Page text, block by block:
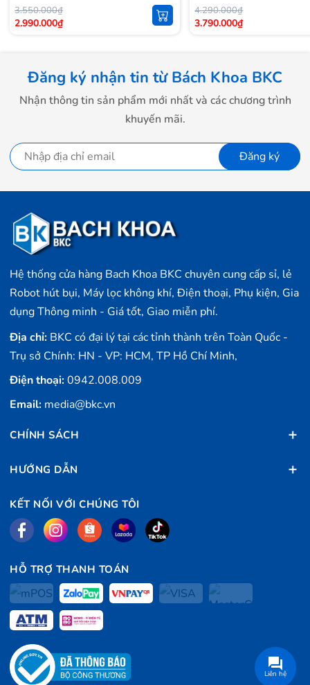
Xprinter Q200
với thiết kế nhỏ gọn dễ dàng cho việc
lắp đặt ở mọi không gian cửa hàng hay siêu thị. Máy còn
không lo bị hỏng hóc thiết bị.
Máy in hóa đơn Xprinter Q200
có lõi máy in nhiệt, là
định, độ phân giải cao 576 điểm/dòng mang đến chất
lượng in tốt, chi tiết không bị mờ đáp ứng nhu cầu của
THÔNG SỐ KỸ THUẬT
Sản phẩm
Hãng sản
xuất
XPrinter
Model XPrinter Q200
Công nghệ
in
Tốc độ 200 mm/ giây
Tự động cắt
giấy
Độ phân
3.550.000₫
2.990.000₫
4.290.000₫
3.790.000₫
Đăng ký nhận tin từ Bách Khoa BKC
Nhận thông tin sản phẩm mới nhất và các chương trình
khuyến mãi.
Đăng ký
Hệ thống cửa hàng Bach Khoa BKC chuyên cung cấp sỉ, lẻ
Robot hút bụi, Máy lọc không khí, Điện thoại, Phụ kiện, Gia
dụng Thông minh - Giá tốt, Giao miễn phí.
Địa chỉ: BKC có đại lý tại các tỉnh thành trên Toàn Quốc -
Trụ sở Chính: HN - VP: HCM, TP Hồ Chí Minh,
Điện thoại:0942.008.009
Email: media@bkc.vn
CHÍNH SÁCH
HƯỚNG DẪN
KẾT NỐI VỚI CHÚNG TÔI
HỖ TRỢ THANH TOÁN
Liên hệ